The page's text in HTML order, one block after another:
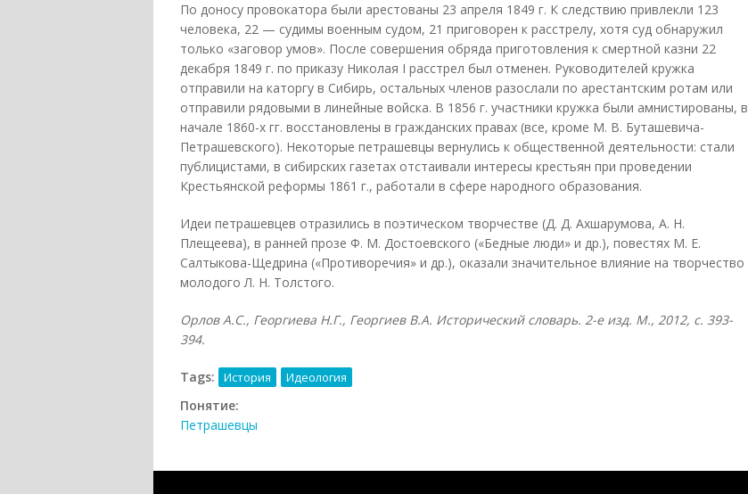
По доносу провокатора были арестованы 23 апреля 1849 г. К следствию привлекли 123
человека, 22 — судимы военным судом, 21 приговорен к расстрелу, хотя суд обнаружил
только «заговор умов». После совершения обряда приготовления к смертной казни 22
декабря 1849 г. по приказу Николая I расстрел был отменен. Руководителей кружка
отправили на каторгу в Сибирь, остальных членов разослали по арестантским ротам или
отправили рядовыми в линейные войска. В 1856 г. участники кружка были амнистированы, в
начале 1860-х гг. восстановлены в гражданских правах (все, кроме М. В. Буташевича-
Петрашевского). Некоторые петрашевцы вернулись к общественной деятельности: стали
публицистами, в сибирских газетах отстаивали интересы крестьян при проведении
Крестьянской реформы 1861 г., работали в сфере народного образования.
Идеи петрашевцев отразились в поэтическом творчестве (Д. Д. Ахшарумова, А. Н.
Плещеева), в ранней прозе Ф. М. Достоевского («Бедные люди» и др.), повестях М. Е.
Салтыкова-Щедрина («Противоречия» и др.), оказали значительное влияние на творчество
молодого Л. Н. Толстого.
Орлов А.С., Георгиева Н.Г., Георгиев В.А. Исторический словарь. 2-е изд. М., 2012, с. 393-
394.
Tags: История Идеология
Понятие:
Петрашевцы